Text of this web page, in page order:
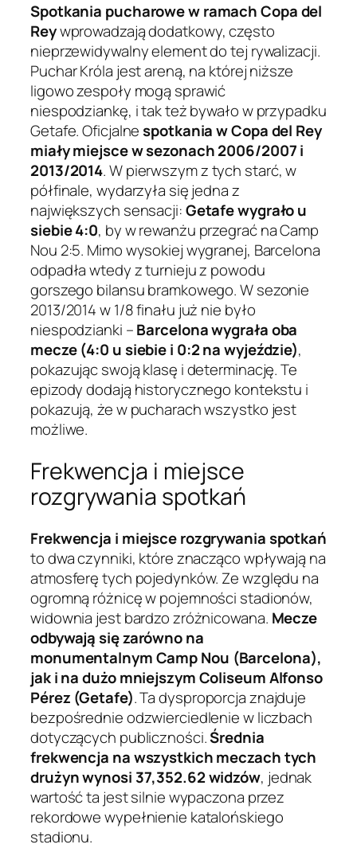
Spotkania pucharowe w ramach Copa del
Reywprowadzają dodatkowy, często
nieprzewidywalny element do tej rywalizacji.
Puchar Króla jest areną, na której niższe
ligowo zespoły mogą sprawić
niespodziankę, i tak też bywało w przypadku
Getafe. Oficjalnespotkania w Copa del Rey
miały miejsce w sezonach 2006/2007 i
2013/2014. W pierwszym z tych starć, w
półfinale, wydarzyła się jedna z
największych sensacji:Getafe wygrało u
siebie 4:0, by w rewanżu przegrać na Camp
Nou 2:5. Mimo wysokiej wygranej, Barcelona
odpadła wtedy z turnieju z powodu
gorszego bilansu bramkowego. W sezonie
2013/2014 w 1/8 finału już nie było
niespodzianki –Barcelona wygrała oba
mecze (4:0 u siebie i 0:2 na wyjeździe),
pokazując swoją klasę i determinację. Te
epizody dodają historycznego kontekstu i
pokazują, że w pucharach wszystko jest
możliwe.
Frekwencja i miejsce
rozgrywania spotkań
Frekwencja i miejsce rozgrywania spotkań
to dwa czynniki, które znacząco wpływają na
atmosferę tych pojedynków. Ze względu na
ogromną różnicę w pojemności stadionów,
widownia jest bardzo zróżnicowana. Mecze
odbywają się zarówno na
monumentalnym Camp Nou (Barcelona),
jak i na dużo mniejszym Coliseum Alfonso
Pérez (Getafe). Ta dysproporcja znajduje
bezpośrednie odzwierciedlenie w liczbach
dotyczących publiczności.Średnia
frekwencja na wszystkich meczach tych
drużyn wynosi 37,352.62 widzów, jednak
wartość ta jest silnie wypaczona przez
rekordowe wypełnienie katalońskiego
stadionu.